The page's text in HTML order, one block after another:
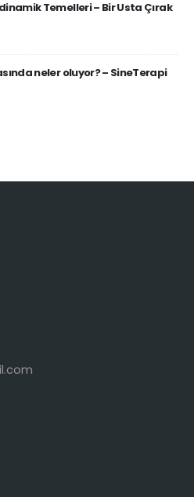
Temelleri – Bir Usta Çırak
neler oluyor? – SineTerapi